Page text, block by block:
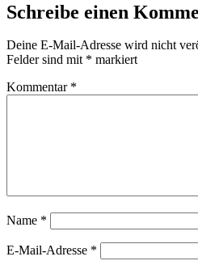
Schreibe einen
Deine E-Mail-Adresse wird nicht
Felder sind mit * markiert
Kommentar *
Name *
E-Mail-Adresse *